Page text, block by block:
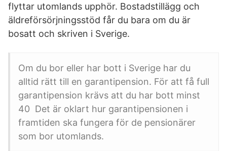
flyttar utomlands upphör. Bostadstillägg och
äldreförsörjningsstöd får du bara om du är
bosatt och skriven i Sverige.
Om du bor eller har bott i Sverige har du
alltid rätt till en garantipension. För att få full
garantipension krävs att du har bott minst
40 Det är oklart hur garantipensionen i
framtiden ska fungera för de pensionärer
som bor utomlands.